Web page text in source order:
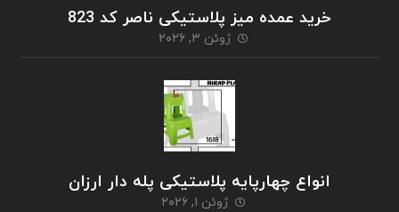
خرید عمده میز پلاستیکی ناصر کد 823
ژوئن ۳, ۲۰۲۶
انواع چهارپایه پلاستیکی پله دار ارزان
ژوئن ۱, ۲۰۲۶